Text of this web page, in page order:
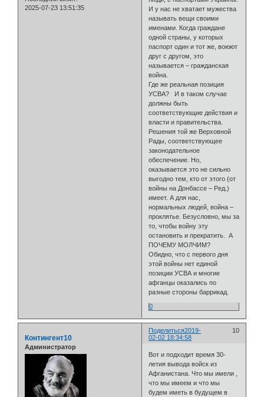
2025-07-23 13:51:35
И у нас не хватает мужества
называть вещи своими
именами. Когда граждане
одной страны, у которых
паспорт один и тот же, воюют
друг с другом, это
называется – гражданская
война.
Где же реальная позиция
УСВА? И в таком случае
должны быть
соответствующие действия и
власти и правительства.
Решения той же Верховной
Рады, соответствующее
законодательное
обеспечение. Но,
оказывается это не сильно
выгодно тем, кто от этого (от
войны на Донбассе – Ред.)
имеет. А для нас,
нормальных людей, война –
проклятье. Безусловно, мы за
то, чтобы войну эту
остановить и прекратить. А
ПОЧЕМУ МОЛЧИМ?
Обидно, что с первого дня
этой войны нет единой
позиции УСВА и многие
афганцы оказались по
разные стороны баррикад.
0
Поделиться 10
2019-
02-02 18:34:58
Контингент10
Администратор
Вот и подходит время 30-
летия вывода войск из
Афганистана. Что мы имели ,
что мы имеем и что мы
будем иметь в будущем в